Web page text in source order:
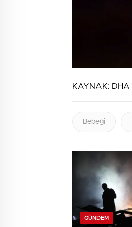
KAYNAK: DHA
Bebeği
GÜNDEM